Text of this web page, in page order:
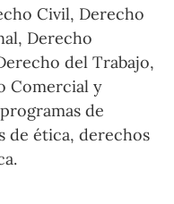
Civil, Derecho
Derecho
del Trabajo,
Comercial y
de
de ética, derechos